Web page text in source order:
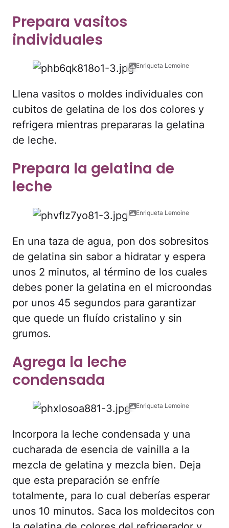
Prepara vasitos
individuales
Enriqueta Lemoine
Llena vasitos o moldes individuales con
cubitos de gelatina de los dos colores y
refrigera mientras prepararas la gelatina
de leche.
Prepara la gelatina de
leche
Enriqueta Lemoine
En una taza de agua, pon dos sobresitos
de gelatina sin sabor a hidratar y espera
unos 2 minutos, al término de los cuales
debes poner la gelatina en el microondas
por unos 45 segundos para garantizar
que quede un fluído cristalino y sin
grumos.
Agrega la leche
condensada
Enriqueta Lemoine
Incorpora la leche condensada y una
cucharada de esencia de vainilla a la
mezcla de gelatina y mezcla bien. Deja
que esta preparación se enfríe
totalmente, para lo cual deberías esperar
unos 10 minutos. Saca los moldecitos con